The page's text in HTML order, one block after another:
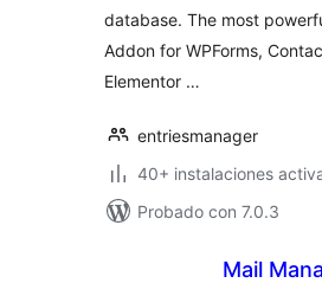
database. The most
Addon for WPForms,
Elementor …
entriesmanager
40+ instalaciones
Probado con 7.0.3
Mail